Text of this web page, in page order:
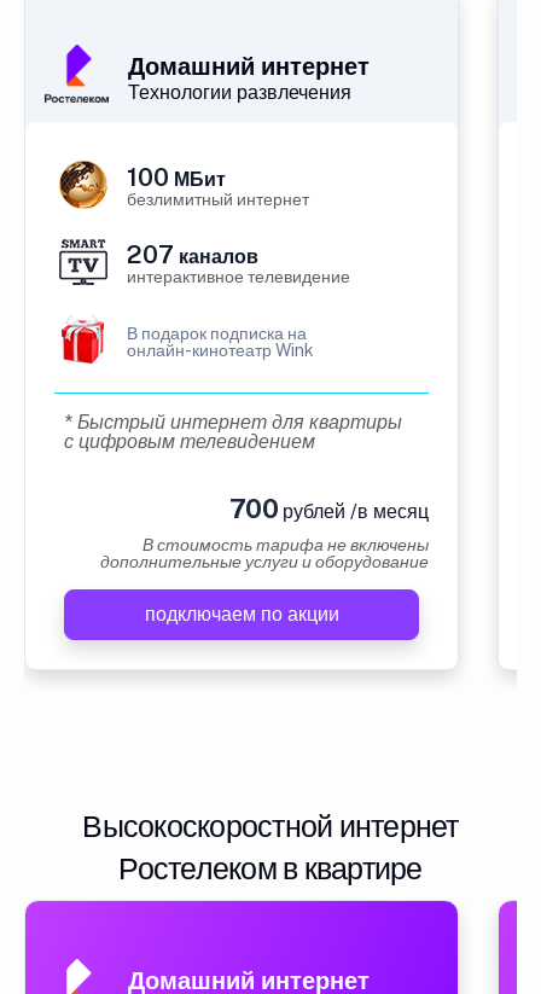
Домашний интернет
Технологии развлечения
100 МБит
безлимитный интернет
207 каналов
интерактивное телевидение
В подарок подписка на
онлайн-кинотеатр Wink
* Быстрый интернет для квартиры
с цифровым телевидением
700 рублей /в месяц
В стоимость тарифа не включены
дополнительные услуги и оборудование
подключаем по акции
Высокоскоростной интернет
Ростелеком в квартире
Домашний интернет